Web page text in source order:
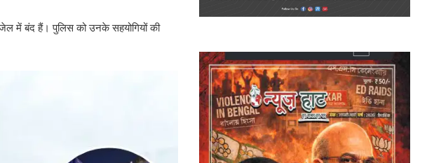
में बंद हैं। पुलिस को उनके सहयोगियों की